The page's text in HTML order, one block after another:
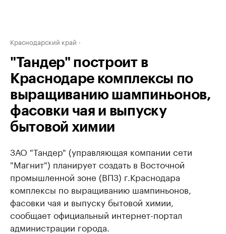
Краснодарский край
"Тандер" построит в
Краснодаре комплексы по
выращиванию шампиньонов,
фасовки чая и выпуску
бытовой химии
ЗАО "Тандер" (управляющая компании сети
"Магнит") планирует создать в Восточной
промышленной зоне (ВПЗ) г.Краснодара
комплексы по выращиванию шампиньонов,
фасовки чая и выпуску бытовой химии,
сообщает официальный интернет-портал
администрации города.